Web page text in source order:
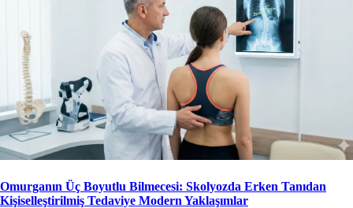
Omurganın Üç Boyutlu Bilmecesi: Skolyozda Erken Tanıdan
Kişiselleştirilmiş Tedaviye Modern Yaklaşımlar